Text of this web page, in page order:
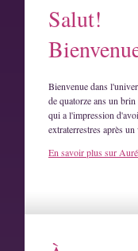
Salut!
Bienvenue dans
de quatorze ans un
qui a l'impression
extraterrestres après
En savoir plus sur